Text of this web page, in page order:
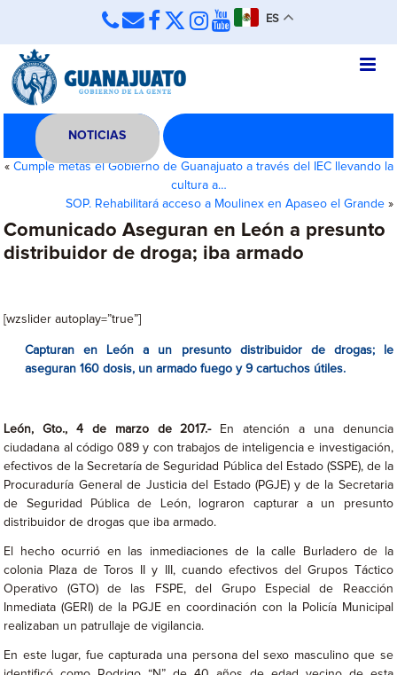
ES
NOTICIAS
« Cumple metas el Gobierno de Guanajuato a través del IEC llevando la
cultura a…
SOP. Rehabilitará acceso a Moulinex en Apaseo el Grande»
Comunicado Aseguran en León a presunto
distribuidor de droga; iba armado
[wzslider autoplay=”true”]
Capturan en León a un presunto distribuidor de drogas; le
aseguran 160 dosis, un armado fuego y 9 cartuchos útiles.
León, Gto., 4 de marzo de 2017.-En atención a una denuncia
ciudadana al código 089 y con trabajos de inteligencia e investigación,
efectivos de la Secretaría de Seguridad Pública del Estado (SSPE), de la
Procuraduría General de Justicia del Estado (PGJE) y de la Secretaria
de Seguridad Pública de León, lograron capturar a un presunto
distribuidor de drogas que iba armado.
El hecho ocurrió en las inmediaciones de la calle Burladero de la
colonia Plaza de Toros II y III, cuando efectivos del Grupos Táctico
Operativo (GTO) de las FSPE, del Grupo Especial de Reacción
Inmediata (GERI) de la PGJE en coordinación con la Policía Municipal
realizaban un patrullaje de vigilancia.
En este lugar, fue capturada una persona del sexo masculino que se